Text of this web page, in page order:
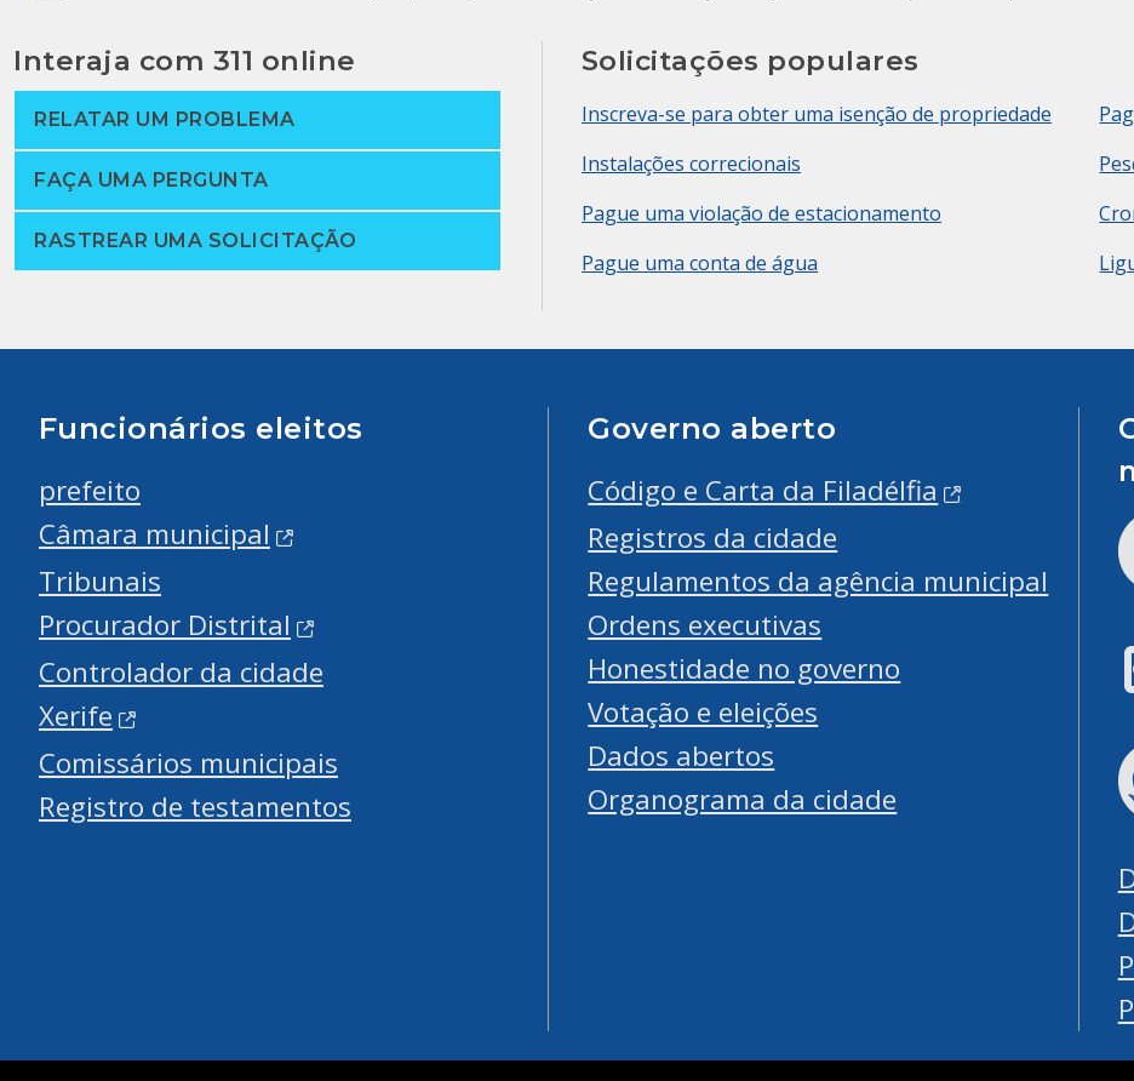
Interaja com 311 online
RELATAR UM PROBLEMA
FAÇA UMA PERGUNTA
RASTREAR UMA SOLICITAÇÃO
Solicitações populares
Inscreva-se para obter uma isenção de propriedade
Instalações correcionais
Pague uma violação de estacionamento
Pague uma conta de água
Funcionários eleitos
prefeito
Câmara municipal
Tribunais
Procurador Distrital
Controlador da cidade
Xerife
Comissários municipais
Registro de testamentos
Governo aberto
Código e Carta da Filadélfia
Registros da cidade
Regulamentos da agência municipal
Ordens executivas
Honestidade no governo
Votação e eleições
Dados abertos
Organograma da cidade